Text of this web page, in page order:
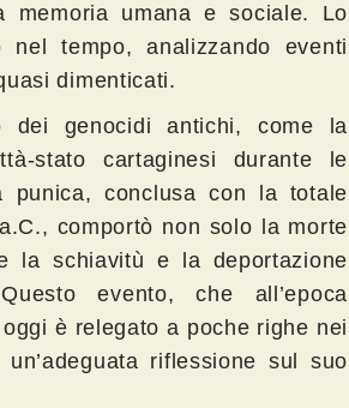
memoria umana e sociale. Lo
nel tempo, analizzando eventi
dimenticati.
dei genocidi antichi, come la
stato cartaginesi durante le
punica, conclusa con la totale
comportò non solo la morte
la schiavitù e la deportazione
evento, che all’epoca
è relegato a poche righe nei
riflessione sul suo